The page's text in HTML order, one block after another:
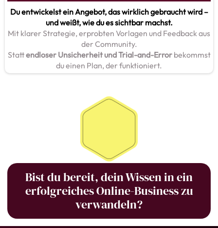
Du entwickelst ein Angebot, das wirklich gebraucht wird –
und weißt, wie du es sichtbar machst.
Mit klarer Strategie, erprobten Vorlagen und Feedback aus
der Community.
Stattendloser Unsicherheit und Trial-and-Errorbekommst
du einen Plan, der funktioniert.
Bist du bereit, dein Wissen in ein
erfolgreiches Online-Business zu
verwandeln?